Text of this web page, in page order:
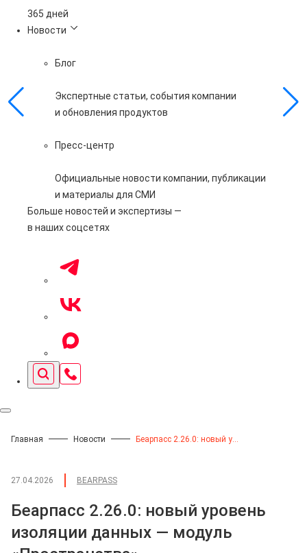
365 дней
Новости
Блог
Экспертные статьи, события компании
и обновления продуктов
Пресс-центр
Официальные новости компании, публикации
и материалы для СМИ
Больше новостей и экспертизы —
в наших соцсетях
Главная Новости
27.04.2026 BEARPASS
Беарпасс 2.26.0: новый уровень
изоляции данных — модуль